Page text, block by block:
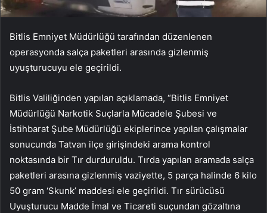
Bitlis Emniyet Müdürlüğü tarafından düzenlenen
operasyonda salça paketleri arasında gizlenmiş
uyuşturucuyu ele geçirildi.
Bitlis Valiliğinden yapılan açıklamada, “Bitlis Emniyet
Müdürlüğü Narkotik Suçlarla Mücadele Şubesi ve
İstihbarat Şube Müdürlüğü ekiplerince yapılan çalışmalar
sonucunda Tatvan ilçe girişindeki arama kontrol
noktasında bir Tır durduruldu. Tırda yapılan aramada salça
paketleri arasına gizlenmiş vaziyette, 5 parça halinde 6 kilo
50 gram ‘Skunk’ maddesi ele geçirildi. Tır sürücüsü
Uyuşturucu Madde İmal ve Ticareti suçundan gözaltına